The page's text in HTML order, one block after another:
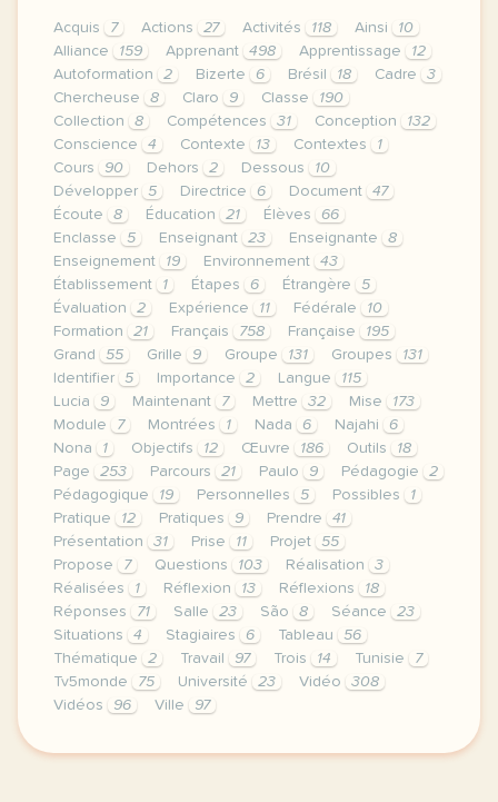
Acquis 7 Actions 27 Activités 118 Ainsi
10
Alliance
159 Apprenant 498 Apprentissage
12
Autoformation
2 Bizerte 6 Brésil 18 Cadre
3
Chercheuse
8 Claro 9 Classe
190
Collection
8 Compétences 31 Conception
132
Conscience
4 Contexte 13 Contextes
1
Cours
90 Dehors 2 Dessous
10
Développer
5 Directrice 6 Document
47
Écoute
8 Éducation 21 Élèves
66
Enclasse
5 Enseignant 23 Enseignante
8
Enseignement
19 Environnement
43
Établissement
1 Étapes 6 Étrangère
5
Évaluation
2 Expérience 11 Fédérale
10
Formation
21 Français 758 Française
195
Grand
55 Grille 9 Groupe 131 Groupes
131
Identifier
5 Importance 2 Langue
115
Lucia
9 Maintenant 7 Mettre 32 Mise
173
Module
7 Montrées 1 Nada 6 Najahi
6
Nona
1 Objectifs 12 Œuvre 186 Outils
18
Page
253 Parcours 21 Paulo 9 Pédagogie
2
Pédagogique
19 Personnelles 5 Possibles
1
Pratique
12 Pratiques 9 Prendre
41
Présentation
31 Prise 11 Projet
55
Propose
7 Questions 103 Réalisation
3
Réalisées
1 Réflexion 13 Réflexions
18
Réponses
71 Salle 23 São 8 Séance
23
Situations
4 Stagiaires 6 Tableau
56
Thématique
2 Travail 97 Trois 14 Tunisie
7
Tv5monde
75 Université 23 Vidéo
308
Vidéos
96 Ville 97
le respect de votre vie privee est une priorite